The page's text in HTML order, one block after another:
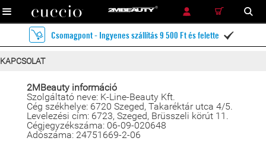
RÉSZLETES KERESÉS
Csomagpont - Ingyenes szállítás 9 500 Ft és felette 
KAPCSOLAT
2MBeauty információ
Szolgáltató neve: K-Line-Beauty Kft.
Cég székhelye: 6720 Szeged, Takaréktár utca 4/5.
Levelezési cím: 6723, Szeged, Brüsszeli körút 11.
Cégjegyzékszáma: 06-09-020648
Adószáma: 24751669-2-06